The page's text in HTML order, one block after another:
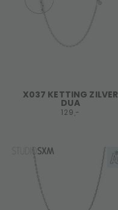
X037 KETTING ZILVER
DUA
129,-